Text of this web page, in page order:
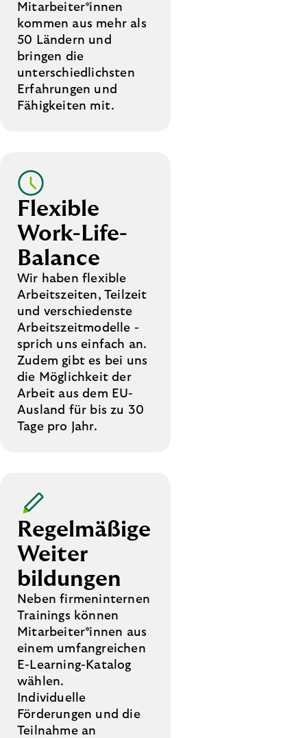
Mitarbeiter*innen
kommen aus mehr als
50 Ländern und
bringen die
unterschiedlichsten
Erfahrungen und
Fähigkeiten mit.
Flexible
Work-Life-
Balance
Wir haben flexible
Arbeitszeiten, Teilzeit
und verschiedenste
Arbeitszeitmodelle -
sprich uns einfach an.
Zudem gibt es bei uns
die Möglichkeit der
Arbeit aus dem EU-
Ausland für bis zu 30
Tage pro Jahr.
Regelmäßige
Weiter­
bildungen
Neben firmeninternen
Trainings können
Mitarbeiter*innen aus
einem umfangreichen
E-Learning-Katalog
wählen.
Individuelle
Förderungen und die
Teilnahme an